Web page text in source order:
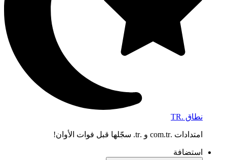
نطاق .TR
امتدادات .com.tr و .tr. سجّلها قبل فوات الأوان!
استضافة